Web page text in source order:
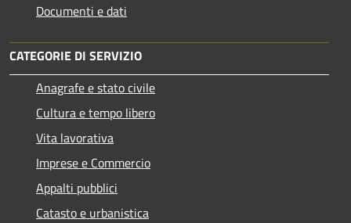
Documenti e dati
CATEGORIE DI SERVIZIO
Anagrafe e stato civile
Cultura e tempo libero
Vita lavorativa
Imprese e Commercio
Appalti pubblici
Catasto e urbanistica